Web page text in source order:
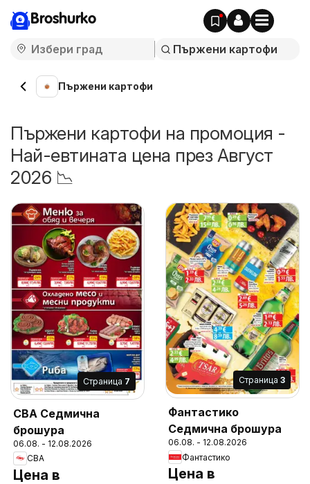
Broshurko
Пържени картофи
Пържени картофи на промоция -
Най-евтината цена през Август
2026 📉
Cтраница 7
CBA Седмична
брошура
06.08. - 12.08.2026
CBA
Цена в
Cтраница 3
Фантастико
Седмична брошура
06.08. - 12.08.2026
Фантастико
Цена в